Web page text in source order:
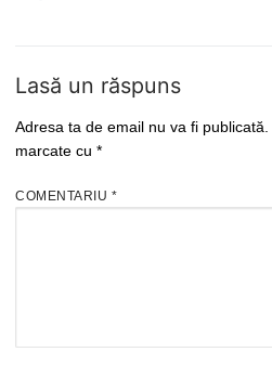
Lasă un răspuns
Adresa ta de email nu va fi publicată.
marcate cu *
COMENTARIU *